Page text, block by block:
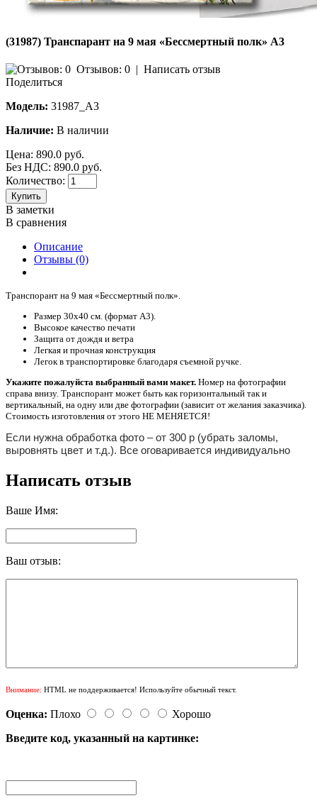
(31987) Транспарант на 9 мая «Бессмертный полк» А3
Отзывов: 0 | Написать отзыв
Поделиться
Модель: 31987_A3
Наличие: В наличии
Цена: 890.0 руб.
Без НДС: 890.0 руб.
Количество:
Купить
В заметки
В сравнения
Описание
Отзывы (0)
Транспорант на 9 мая «Бессмертный полк».
Размер 30х40 см. (формат А3).
​Высокое качество печати
Защита от дождя и ветра
Легкая и прочная конструкция
Легок в транспортировке благодаря съемной ручке.
Укажите пожалуйста выбранный вами макет. Номер на фотографии
справа внизу. Транспорант может быть как горизонтальный так и
вертикальный, на одну или две фотографии (зависит от желания заказчика).
Стоимость изготовления от этого НЕ МЕНЯЕТСЯ!
Eсли нужна обработка фото – от 300 р (убрать заломы,
выровнять цвет и т.д.). Все оговаривается индивидуально
Написать отзыв
Ваше Имя:
Ваш отзыв:
Внимание: HTML не поддерживается! Используйте обычный текст.
Оценка: Плохо
Хорошо
Введите код, указанный на картинке: